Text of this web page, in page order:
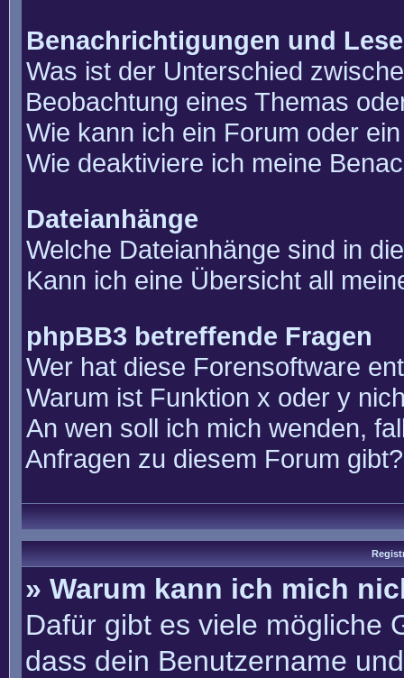
Benachrichtigungen und
Was ist der Unterschied
Beobachtung eines Themas
Wie kann ich ein Forum oder
Wie deaktiviere ich meine
Dateianhänge
Welche Dateianhänge sind in
Kann ich eine Übersicht all
phpBB3 betreffende Fragen
Wer hat diese Forensoftware
Warum ist Funktion x oder y
An wen soll ich mich wenden,
Anfragen zu diesem Forum gibt?
» Warum kann ich mich
Dafür gibt es viele mögliche
dass dein Benutzername